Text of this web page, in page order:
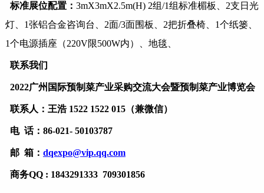
标准展位配置： 3mX3mX2.5m(H) 2组/1组标准楣板、2支日光
灯、1张铝合金咨询台、2面/3面围板、2把折叠椅、1个纸篓、
1个电源插座（220V限500W内）、地毯、
联系我们
2022广州国际预制菜产业采购交流大会暨预制菜产业博览会
联系人：王浩 1522 1522 015（兼微信）
电 话： 86-021- 50103787
邮 箱： dqexpo@vip.qq.com
商务QQ : 1843291333 709301856